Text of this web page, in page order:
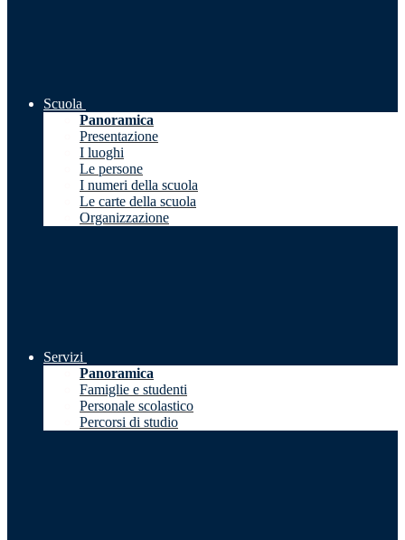
Scuola
Panoramica
Presentazione
I luoghi
Le persone
I numeri della scuola
Le carte della scuola
Organizzazione
Servizi
Panoramica
Famiglie e studenti
Personale scolastico
Percorsi di studio